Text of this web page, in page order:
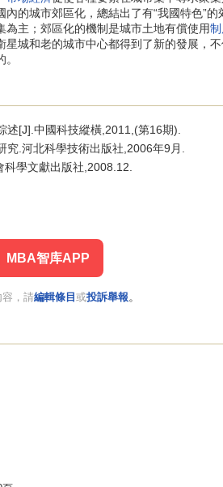
的城市郊區化，總結出了有“我國特色”的
主；郊區化的機制是城市土地有償使用
城和老的城市中心都得到了新的發展，
述[J].中國科技縱橫,2011,(第16期).
.河北科學技術出版社,2006年9月.
學文獻出版社,2008.12.
MBA智库APP
容，請編輯條目 或投訴舉報。